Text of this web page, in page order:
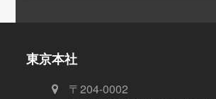
東京本社
〒204-0002